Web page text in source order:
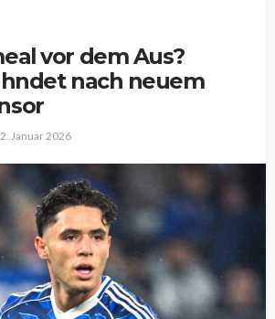
vor dem Aus?
nach neuem
2. Januar 2026